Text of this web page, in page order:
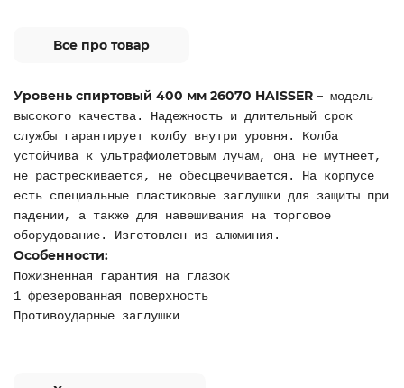
Все про товар
Уровень спиртовый 400 мм 26070 HAISSER – модель
высокого качества. Надежность и длительный срок
службы гарантирует колбу внутри уровня. Колба
устойчива к ультрафиолетовым лучам, она не мутнеет,
не растрескивается, не обесцвечивается. На корпусе
есть специальные пластиковые заглушки для защиты при
падении, а также для навешивания на торговое
оборудование. Изготовлен из алюминия.
Особенности:
Пожизненная гарантия на глазок
1 фрезерованная поверхность
Противоударные заглушки